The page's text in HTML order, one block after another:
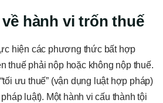
hành vi trốn thuế
hiện các phương thức bất hợp
thuế phải nộp hoặc không nộp thuế.
ưu thuế” (vận dụng luật hợp pháp)
pháp luật). Một hành vi cấu thành tội